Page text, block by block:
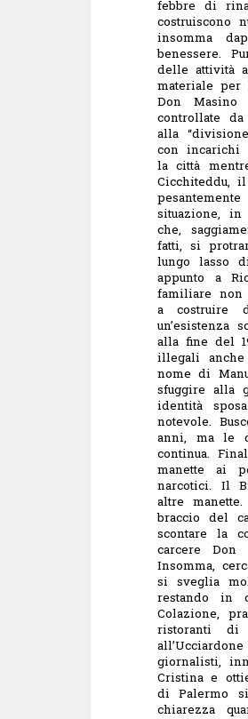
febbre di
costruiscono
insomma
benessere.
delle attività
materiale per
Don
controllate
alla
con incarichi
la città
Cicchiteddu,
situazione,
che,
fatti, si
lungo lasso
appunto a
familiare non
a costruire
un’esistenza
alla fine del
illegali
nome di
sfuggire alla
identità
notevole.
anni, ma le
continua.
manette ai
narcotici. Il
altre
braccio del
scontare la
carcere
Insomma,
si sveglia
restando in
Colazione,
ristoranti di
giornalisti,
Cristina e
di Palermo si
chiarezza